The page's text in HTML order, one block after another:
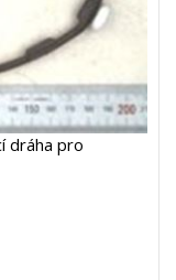
dráha pro